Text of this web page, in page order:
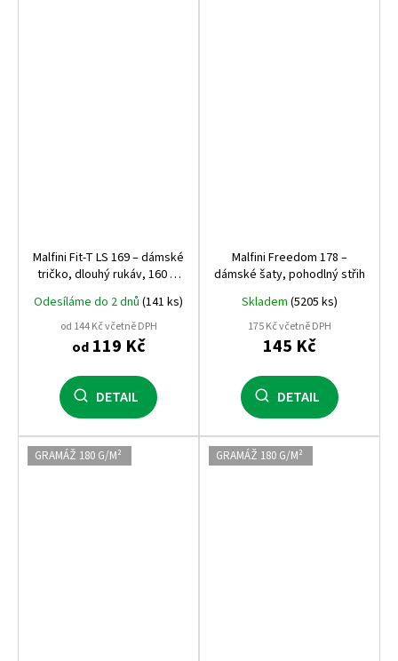
Malfini Fit‑T LS 169 – dámské
tričko, dlouhý rukáv, 160 g,
100% bavlna
Odesíláme do 2 dnů (141 ks)
od 144 Kč včetně DPH
od119 Kč
DETAIL
Malfini Freedom 178 –
dámské šaty, pohodlný střih
Skladem (5205 ks)
175 Kč včetně DPH
145 Kč
DETAIL
GRAMÁŽ 180 G/M² GRAMÁŽ 180 G/M²